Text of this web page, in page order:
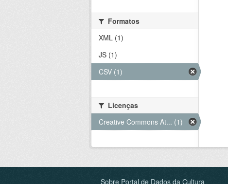
Formatos
XML (1)
JS (1)
CSV (1)
Licenças
Creative Commons At... (1)
Sobre Portal de Dados da Cultura